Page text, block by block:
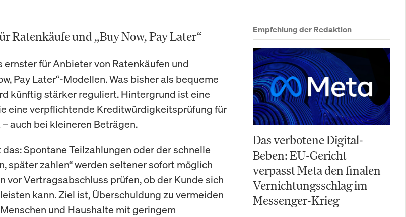
Ratenkäufe und „Buy Now, Pay Later“
ernster für Anbieter von Ratenkäufen und
Pay Later“-Modellen. Was bisher als bequeme
künftig stärker reguliert. Hintergrund ist eine
eine verpflichtende Kreditwürdigkeitsprüfung für
auch bei kleineren Beträgen.
Spontane Teilzahlungen oder der schnelle
später zahlen“ werden seltener sofort möglich
vor Vertragsabschluss prüfen, ob der Kunde sich
kann. Ziel ist, Überschuldung zu vermeiden
und Haushalte mit geringem
Empfehlung der Redaktion
Das verbotene Digital-
Beben: EU-Gericht
verpasst Meta den finalen
Vernichtungsschlag im
Messenger-Krieg